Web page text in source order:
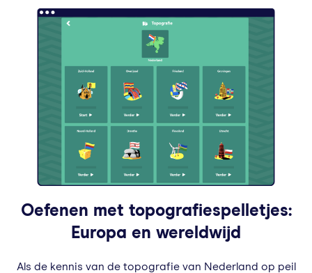
Oefenen met topografiespelletjes:
Europa en wereldwijd
Als de kennis van de topografie van Nederland op peil